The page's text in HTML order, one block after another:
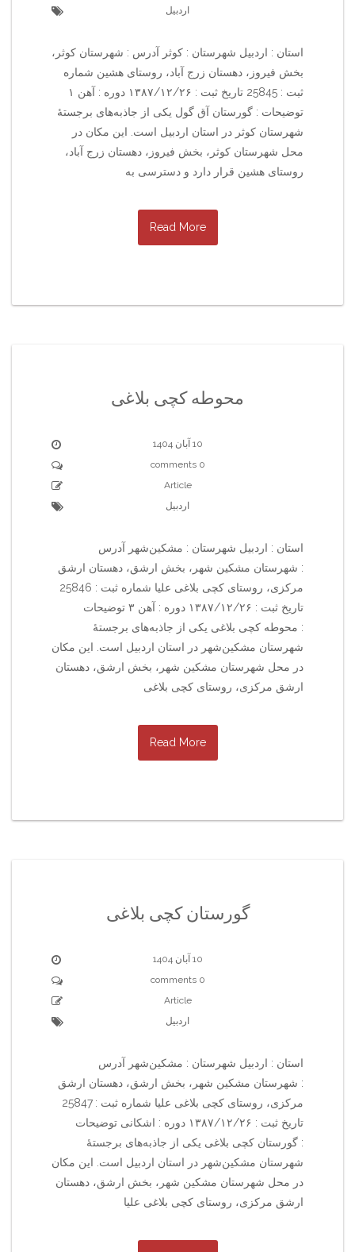
اردبیل
استان : اردبیل شهرستان : کوثر آدرس : شهرستان کوثر،
بخش فیروز، دهستان زرج آباد، روستای هشین شماره
ثبت : 25845 تاریخ ثبت : ۱۳۸۷/۱۲/۲۶ دوره : آهن ۱
توضیحات : گورستان آق گول یکی از جاذبه‌های برجستهٔ
شهرستان کوثر در استان اردبیل است. این مکان در
محل شهرستان کوثر، بخش فیروز، دهستان زرج آباد،
روستای هشین قرار دارد و دسترسی به
Read More
محوطه کچی بلاغی
10 آبان 1404
0 comments
Article
اردبیل
استان : اردبیل شهرستان : مشکین‌شهر آدرس
: شهرستان مشکین شهر، بخش ارشق، دهستان ارشق
مرکزی، روستای کچی بلاغی علیا شماره ثبت : 25846
تاریخ ثبت : ۱۳۸۷/۱۲/۲۶ دوره : آهن ۳ توضیحات
: محوطه کچی بلاغی یکی از جاذبه‌های برجستهٔ
شهرستان مشکین‌شهر در استان اردبیل است. این مکان
در محل شهرستان مشکین شهر، بخش ارشق، دهستان
ارشق مرکزی، روستای کچی بلاغی
Read More
گورستان کچی بلاغی
10 آبان 1404
0 comments
Article
اردبیل
استان : اردبیل شهرستان : مشکین‌شهر آدرس
: شهرستان مشکین شهر، بخش ارشق، دهستان ارشق
مرکزی، روستای کچی بلاغی علیا شماره ثبت : 25847
تاریخ ثبت : ۱۳۸۷/۱۲/۲۶ دوره : اشکانی توضیحات
: گورستان کچی بلاغی یکی از جاذبه‌های برجستهٔ
شهرستان مشکین‌شهر در استان اردبیل است. این مکان
در محل شهرستان مشکین شهر، بخش ارشق، دهستان
ارشق مرکزی، روستای کچی بلاغی علیا